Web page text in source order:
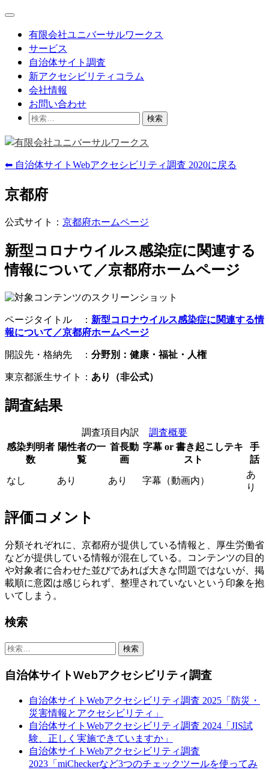
to
content
Main
有限会社ユニバーサルワークス
サービス
自治体サイト調査
新アクセシビリティコラム
会社情報
お問い合わせ
検
⬅ 自治体サイトWebアクセシビリティ調査 2020に戻る
京都府
公式サイト： 京都府ホームページ
新型コロナウイルス感染症に関連する
情報について／京都府ホームページ
ページタイトル ： 新型コロナウイルス感染症に関連する情
報について／京都府ホームページ
開設先・格納先 ： 分野別：健康・福祉・人権
東京都派生サイト： あり（非公式）
調査結果
調査項目内訳 調査概要
感染判明者
数
陽性者の一
覧
首長動
画
字幕 or 書き起こしテキ
スト
手
話
なし あり あり 字幕（動画内）
あ
り
評価コメント
分類それぞれに、京都府が提供している情報と、厚生労働省
などが提供している情報が混在している。コンテンツの目的
や対象者に合わせた並びであれば大きな問題ではないが、掲
載順に意図は感じられず、整理されていないという印象を抱
いてしまう。
Sidebar
検索
検
自治体サイトWebアクセシビリティ調査
自治体サイトWebアクセシビリティ調査 2025「防災・
災害情報とアクセシビリティ」
自治体サイトWebアクセシビリティ調査 2024「JIS試
験、正しく実施できていますか」
自治体サイトWebアクセシビリティ調査
2023「miCheckerなど3つのチェックツールを使ってみ